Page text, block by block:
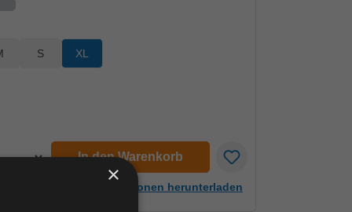
S XL
In den Warenkorb
Artikelinformationen herunterladen
×